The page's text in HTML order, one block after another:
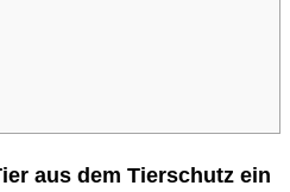
aus dem Tierschutz ein